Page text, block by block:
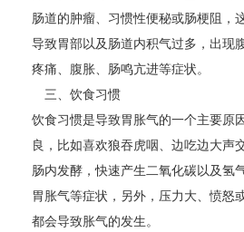
肠道的肿瘤、习惯性便秘或肠梗阻，
导致胃部以及肠道内积气过多，出现
疼痛、腹胀、肠鸣亢进等症状。
三、饮食习惯
饮食习惯是导致胃胀气的一个主要原
良，比如喜欢狼吞虎咽、边吃边大声
肠内发酵，快速产生二氧化碳以及氢
胃胀气等症状，另外，压力大、愤怒
都会导致胀气的发生。